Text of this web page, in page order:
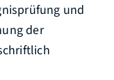
und
der